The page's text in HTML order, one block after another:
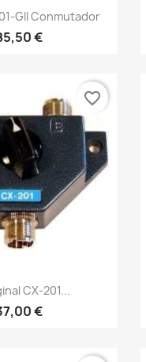
rápida
GII Conmutador
€
rápida
CX-201...
€
favorite_border